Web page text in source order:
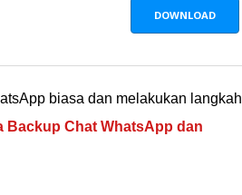
DOWNLOAD
biasa dan melakukan langkah
Backup Chat WhatsApp dan